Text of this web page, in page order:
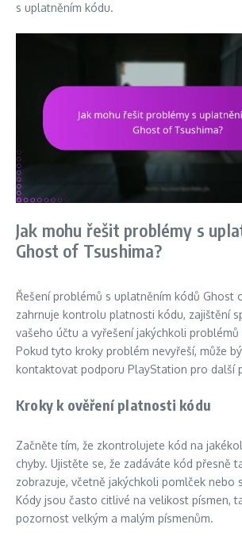
s uplatněním kódu.
Jak mohu řešit problémy s
Ghost of Tsushima?
Řešení problémů s uplatněním kódů Ghost
zahrnuje kontrolu platnosti kódu, zajištění
vašeho účtu a vyřešení jakýchkoli
Pokud tyto kroky problém nevyřeší, může
kontaktovat podporu PlayStation pro další
Kroky k ověření platnosti kódu
Začněte tím, že zkontrolujete kód na
chyby. Ujistěte se, že zadáváte kód přesně
zobrazuje, včetně jakýchkoli pomlček nebo
Kódy jsou často citlivé na velikost písmen,
pozornost velkým a malým písmenům.